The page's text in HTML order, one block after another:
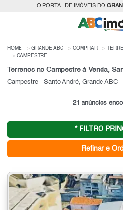
O PORTAL DE IMÓVEIS DO
HOME GRANDE ABC COMPRAR
CAMPESTRE
Terrenos no Campestre à Venda,
Campestre - Santo André, Grande ABC
21 anúncios
* FILTRO
Refinar e